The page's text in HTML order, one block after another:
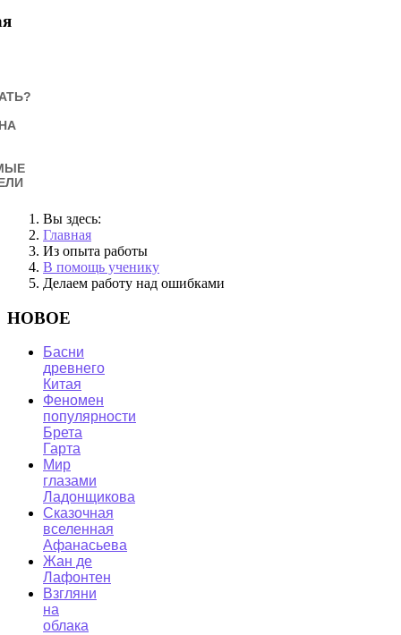
Вы здесь:
Главная
Из опыта работы
В помощь ученику
Делаем работу над ошибками
НОВОЕ
Басни
древнего
Китая
Феномен
популярности
Брета
Гарта
Мир
глазами
Ладонщикова
Сказочная
вселенная
Афанасьева
Жан де
Лафонтен
Взгляни
на
облака